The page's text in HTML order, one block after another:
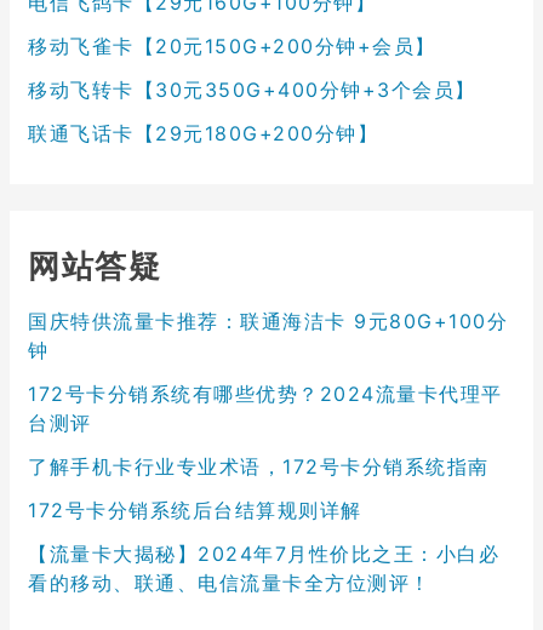
移动飞雀卡【20元150G+200分钟+会员】
移动飞转卡【30元350G+400分钟+3个会员】
联通飞话卡【29元180G+200分钟】
网站答疑
国庆特供流量卡推荐：联通海洁卡 9元80G+100分
钟
172号卡分销系统有哪些优势？2024流量卡代理平
台测评
了解手机卡行业专业术语，172号卡分销系统指南
172号卡分销系统后台结算规则详解
【流量卡大揭秘】2024年7月性价比之王：小白必
看的移动、联通、电信流量卡全方位测评！